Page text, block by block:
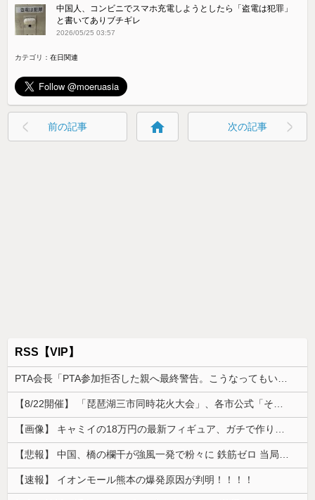
中国人、コンビニでスマホ充電しようとしたら「盗電は犯罪」
と書いてありブチギレ
2026/05/25 03:57
カテゴリ：在日関連
前の記事 home 次の記事
RSS【VIP】
【速報】 イオンモール熊本の爆発原因が判明！！！！